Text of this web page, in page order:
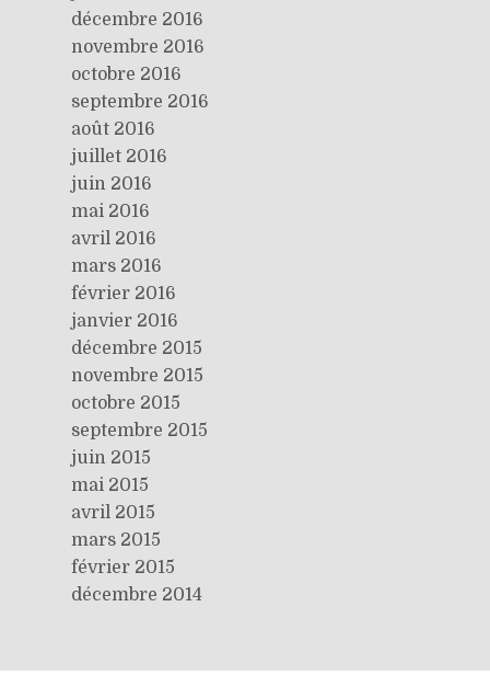
décembre 2016
novembre 2016
octobre 2016
septembre 2016
août 2016
juillet 2016
juin 2016
mai 2016
avril 2016
mars 2016
février 2016
janvier 2016
décembre 2015
novembre 2015
octobre 2015
septembre 2015
juin 2015
mai 2015
avril 2015
mars 2015
février 2015
décembre 2014